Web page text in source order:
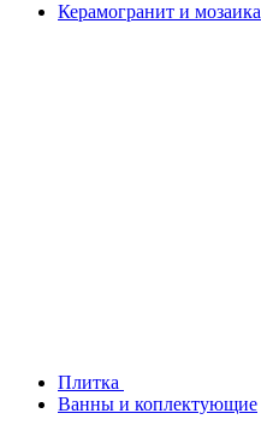
Керамогранит и мозаика
Плитка
Ванны и коплектующие